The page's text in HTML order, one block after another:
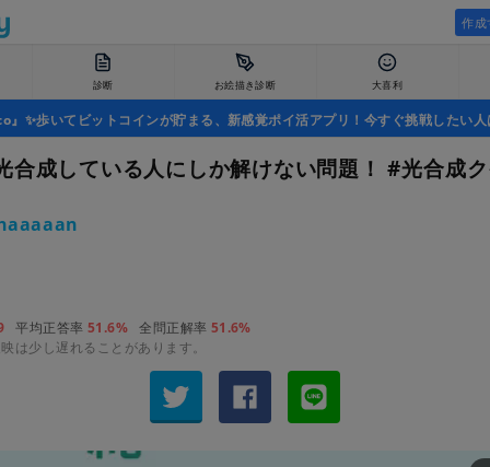
作成
診断 お絵描き診断 大喜利
』✨歩いてビットコインが貯まる、新感覚ポイ活アプリ！今すぐ挑戦したい人
合成している人にしか解けない問題！ #光合成
平均正答率 51.6% 全問正解率 51.6%
は少し遅れることがあります。